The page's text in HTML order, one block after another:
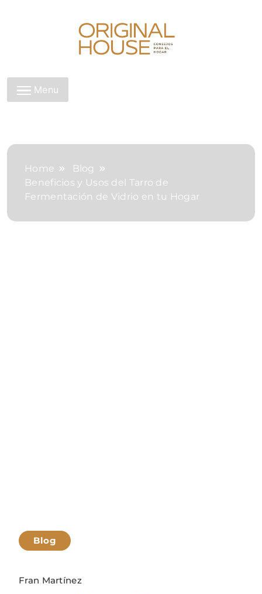
Original House
Menu
Home
Blog
Beneficios y Usos del Tarro de
Fermentación de Vidrio en tu Hogar
Blog
Fran Martínez